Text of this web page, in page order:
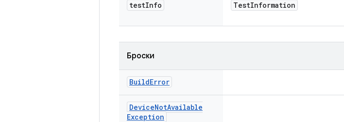
testInfo TestInformation
Броски
BuildError
DeviceNotAvailable
Exception